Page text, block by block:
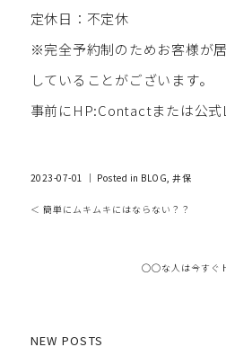
定休日：不定休
※完全予約制のためお客様が
していることがございます。
事前にHP:Contactまたは公式
2023-07-01 ｜ Posted in BLOG ,井保
＜ 簡単にムキムキにはならない？？
◯◯な人は今すぐ
NEW POSTS